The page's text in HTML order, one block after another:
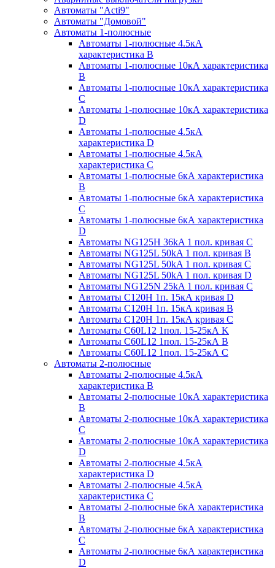
Автоматы "Acti9"
Автоматы "Домовой"
Автоматы 1-полюсные
Автоматы 1-полюсные 4.5кА
характеристика В
Автоматы 1-полюсные 10кА характеристика
B
Автоматы 1-полюсные 10кА характеристика
C
Автоматы 1-полюсные 10кА характеристика
D
Автоматы 1-полюсные 4.5кА
характеристика D
Автоматы 1-полюсные 4.5кА
характеристика С
Автоматы 1-полюсные 6кА характеристика
B
Автоматы 1-полюсные 6кА характеристика
C
Автоматы 1-полюсные 6кА характеристика
D
Автоматы NG125H 36kA 1 пол. кривая C
Автоматы NG125L 50kA 1 пол. кривая B
Автоматы NG125L 50kA 1 пол. кривая C
Автоматы NG125L 50kA 1 пол. кривая D
Автоматы NG125N 25kA 1 пол. кривая C
Автоматы С120H 1п. 15кА кривая D
Автоматы С120H 1п. 15кА кривая В
Автоматы С120H 1п. 15кА кривая С
Автоматы С60L12 1пол. 15-25кА K
Автоматы С60L12 1пол. 15-25кА В
Автоматы С60L12 1пол. 15-25кА С
Автоматы 2-полюсные
Автоматы 2-полюсные 4.5кА
характеристика В
Автоматы 2-полюсные 10кА характеристика
B
Автоматы 2-полюсные 10кА характеристика
C
Автоматы 2-полюсные 10кА характеристика
D
Автоматы 2-полюсные 4.5кА
характеристика D
Автоматы 2-полюсные 4.5кА
характеристика С
Автоматы 2-полюсные 6кА характеристика
B
Автоматы 2-полюсные 6кА характеристика
C
Автоматы 2-полюсные 6кА характеристика
D